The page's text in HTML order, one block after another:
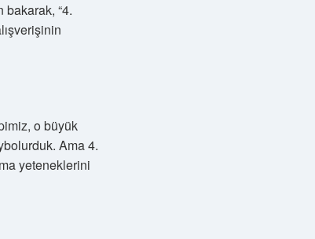
“4.
o büyük
Ama 4.
yeteneklerini